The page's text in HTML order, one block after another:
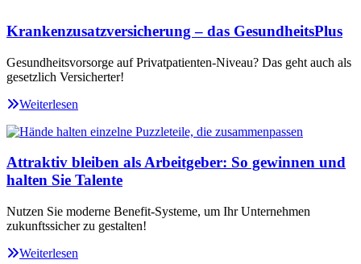
Krankenzusatzversicherung – das GesundheitsPlus
Gesundheitsvorsorge auf Privatpatienten-Niveau? Das geht auch als
gesetzlich Versicherter!
Weiterlesen
Attraktiv bleiben als Arbeitgeber: So gewinnen und
halten Sie Talente
Nutzen Sie moderne Benefit-Systeme, um Ihr Unternehmen
zukunftssicher zu gestalten!
Weiterlesen